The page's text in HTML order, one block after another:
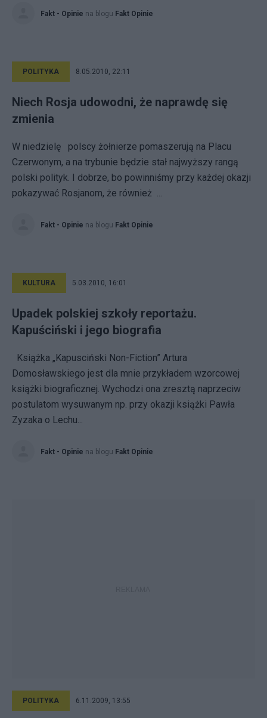
Fakt - Opinie na blogu Fakt Opinie
POLITYKA 8.05.2010, 22:11
Niech Rosja udowodni, że naprawdę się
zmienia
W niedzielę polscy żołnierze pomaszerują na Placu
Czerwonym, a na trybunie będzie stał najwyższy rangą
polski polityk. I dobrze, bo powinniśmy przy każdej okazji
pokazywać Rosjanom, że również ...
Fakt - Opinie na blogu Fakt Opinie
KULTURA 5.03.2010, 16:01
Upadek polskiej szkoły reportażu.
Kapuściński i jego biografia
Książka „Kapusciński Non-Fiction” Artura
Domosławskiego jest dla mnie przykładem wzorcowej
książki biograficznej. Wychodzi ona zresztą naprzeciw
postulatom wysuwanym np. przy okazji książki Pawła
Zyzaka o Lechu...
Fakt - Opinie na blogu Fakt Opinie
POLITYKA 6.11.2009, 13:55